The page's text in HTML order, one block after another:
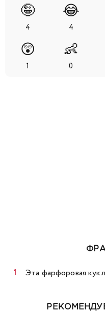
🤪
4
😂
4
😲
1
👶
0
Эта фарфоровая